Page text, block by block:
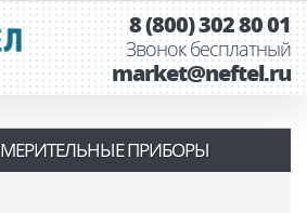
8 (800) 302 80 01
Звонок бесплатный
market@neftel.ru
ПРИБОРЫ